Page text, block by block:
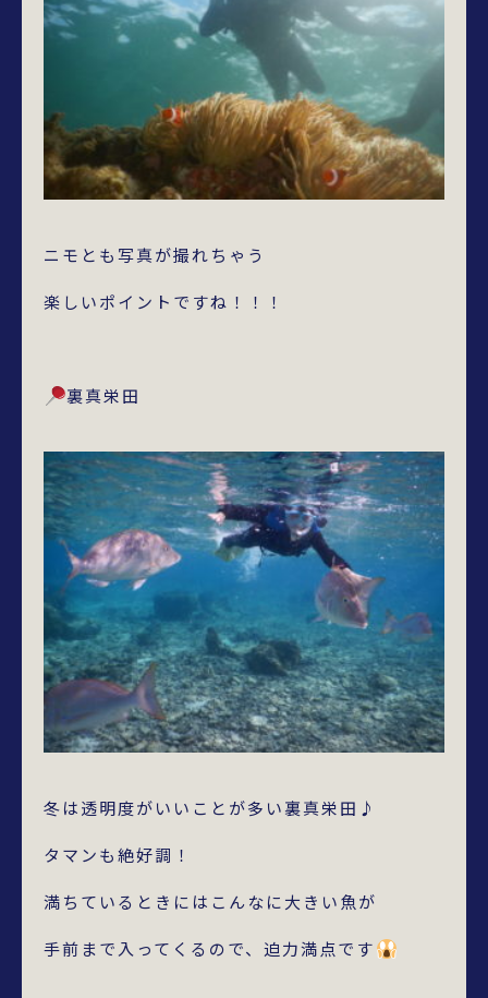
ニモとも写真が撮れちゃう
楽しいポイントですね！！！
裏真栄田
冬は透明度がいいことが多い裏真栄田♪
タマンも絶好調！
満ちているときにはこんなに大きい魚が
手前まで入ってくるので、迫力満点です